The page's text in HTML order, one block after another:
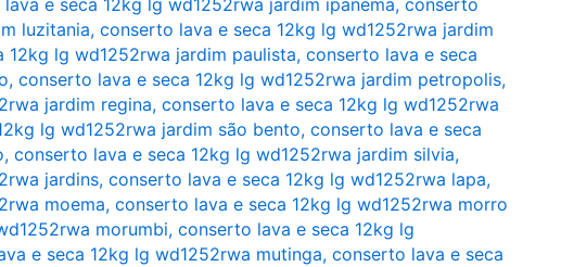
e seca 12kg lg wd1252rwa jardim ipanema, conserto
luzitania, conserto lava e seca 12kg lg wd1252rwa jardim
12kg lg wd1252rwa jardim paulista, conserto lava e seca
, conserto lava e seca 12kg lg wd1252rwa jardim petropolis,
jardim regina, conserto lava e seca 12kg lg wd1252rwa
lg wd1252rwa jardim são bento, conserto lava e seca
, conserto lava e seca 12kg lg wd1252rwa jardim silvia,
jardins, conserto lava e seca 12kg lg wd1252rwa lapa,
moema, conserto lava e seca 12kg lg wd1252rwa morro
morumbi, conserto lava e seca 12kg lg
e seca 12kg lg wd1252rwa mutinga, conserto lava e seca